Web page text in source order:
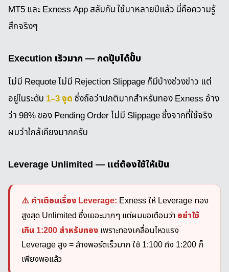
MT5 และ Exness App สลับกัน ใช้มาหลายปีแล้ว นี่คือความรู้
สึกจริงๆ
Execution เร็วมาก — กดปุ๊บได้ปั๊บ
ไม่มี Requote ไม่มี Rejection Slippage ก็มีบ้างช่วงข่าว แต่
อยู่ในระดับ 1–3 จุด ซึ่งถือว่าปกติมากสำหรับทอง Exness อ้าง
ว่า 98% ของ Pending Order ไม่มี Slippage ซึ่งจากที่ใช้จริง
ผมว่าใกล้เคียงมากครับ
Leverage Unlimited — แต่ต้องใช้ให้เป็น
⚠️ คำเตือนเรื่อง Leverage: Exness ให้ Leverage ทอง
สูงสุด Unlimited ซึ่งเยอะมากๆ แต่ผมขอเตือนว่า อย่าใช้
เกิน 1:200 สำหรับทอง เพราะทองเคลื่อนไหวแรง
Leverage สูง = ล้างพอร์ตเร็วมาก ใช้ 1:100 ถึง 1:200 ก็
เพียงพอแล้ว